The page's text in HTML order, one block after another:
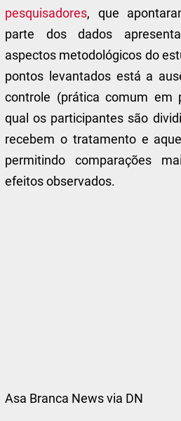
pesquisadores, que
parte dos dados
aspectos metodológicos do
pontos levantados está a
controle (prática comum em
qual os participantes são
recebem o tratamento e
permitindo comparações
efeitos observados.
Asa Branca News via DN